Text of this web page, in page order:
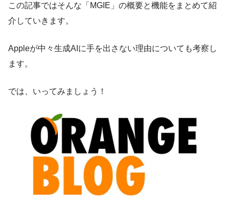
この記事ではそんな「MGIE」の概要と機能をまとめて紹
介していきます。
Appleが中々生成AIに手を出さない理由についても考察し
ます。
では、いってみましょう！